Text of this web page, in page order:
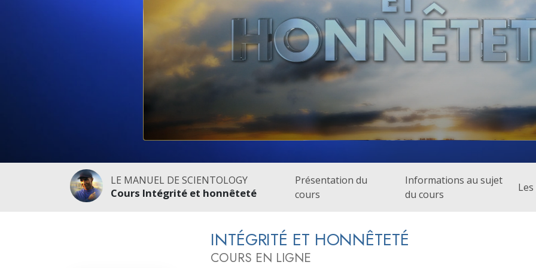
Qu’est-ce que la grandeur ?
LE MANUEL DE SCIENTOLOGY
Cours Intégrité et honnêteté
Présentation du
cours
Informations au sujet
du cours
INTÉGRITÉ ET HONNÊTETÉ
COURS EN LIGNE